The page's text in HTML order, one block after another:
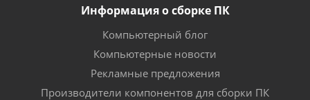
Информация о сборке ПК
Компьютерный блог
Компьютерные новости
Рекламные предложения
Производители компонентов для сборки ПК